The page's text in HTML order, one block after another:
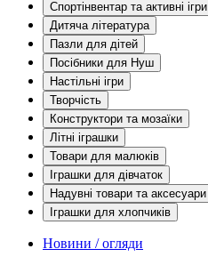
Спортінвентар та активні ігри
Дитяча література
Пазли для дітей
Посібники для Нуш
Настільні ігри
Творчість
Конструктори та мозаїки
Літні іграшки
Товари для малюків
Іграшки для дівчаток
Надувні товари та аксесуари
Іграшки для хлопчиків
Новини / огляди